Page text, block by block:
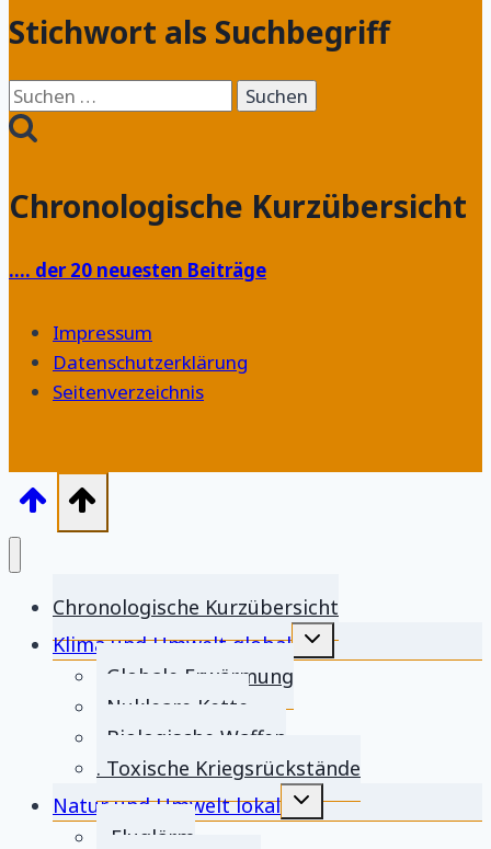
Stichwort als Suchbegriff
Suchen
nach:
Chronologische Kurzübersicht
…. der 20 neuesten Beiträge
Impressum
Datenschutzerklärung
Seitenverzeichnis
Chronologische Kurzübersicht
Klima und Umwelt global
Untermenü
. Globale Erwärmung
. Nukleare Kette
. Biologische Waffen
. Toxische Kriegsrückstände
Natur und Umwelt lokal
Untermenü
.. Fluglärm